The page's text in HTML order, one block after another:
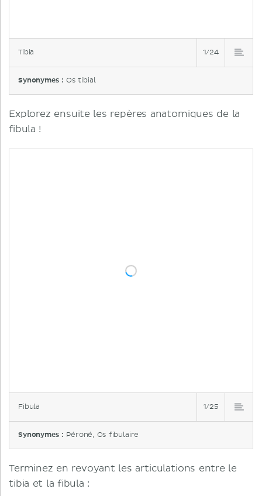
Tibia 1/24
Synonymes :Os tibial
Explorez ensuite les repères anatomiques de la
fibula !
Fibula 1/25
Synonymes : Péroné, Os fibulaire
Terminez en revoyant les articulations entre le
tibia et la fibula :